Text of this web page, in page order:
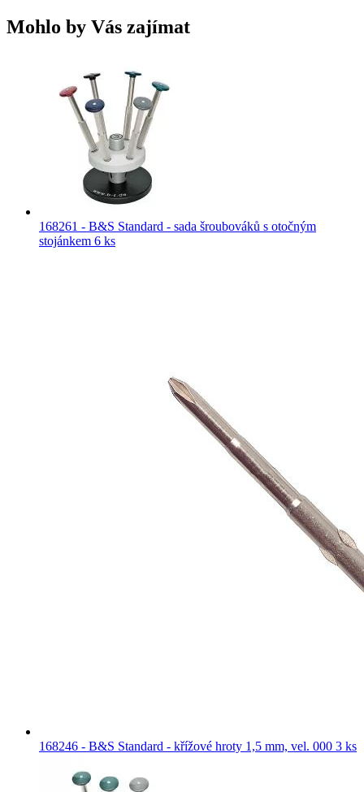
Mohlo by Vás zajímat
168261 - B&S Standard - sada šroubováků s otočným
stojánkem 6 ks
168246 - B&S Standard - křížové hroty 1,5 mm, vel. 000 3 ks